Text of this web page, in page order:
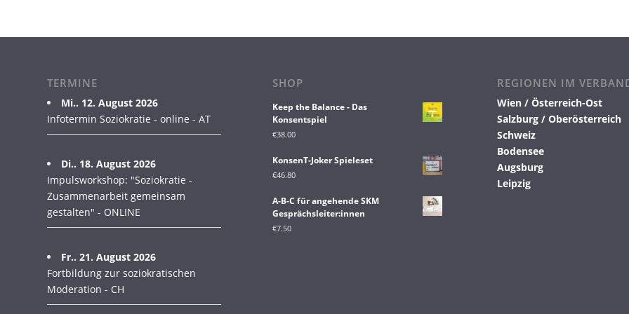
TERMINE
Mi.. 12. August 2026
Infotermin Soziokratie - online - AT
Di.. 18. August 2026
Impulsworkshop: "Soziokratie -
Zusammenarbeit gemeinsam
gestalten" - ONLINE
Fr.. 21. August 2026
Fortbildung zur soziokratischen
Moderation - CH
SHOP
Keep the Balance - Das
Konsentspiel
€38.00
KonsenT-Joker Spieleset
€46.80
A-B-C für angehende SKM
Gesprächsleiter:innen
€7.50
REGIONEN IM
Wien / Österreich-Ost
Salzburg / Oberösterreich
Schweiz
Bodensee
Augsburg
Leipzig